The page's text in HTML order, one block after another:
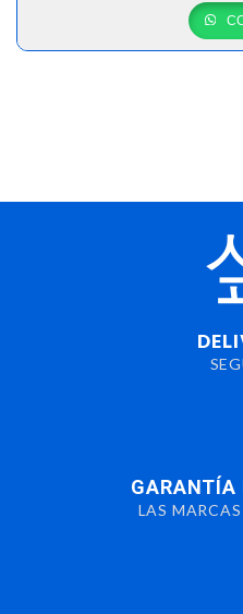
GARANTÍA
LAS